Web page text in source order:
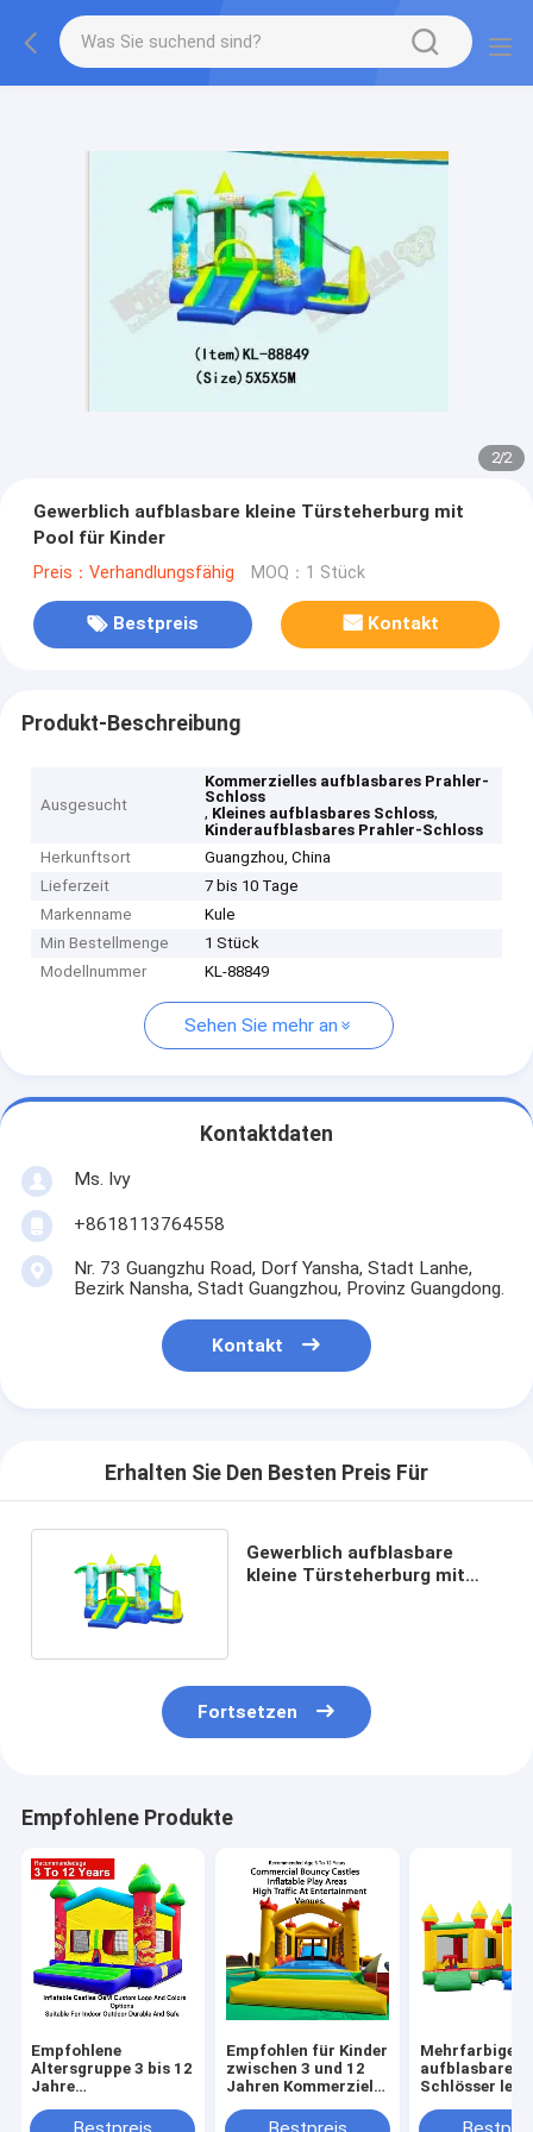
2/2
Gewerblich aufblasbare kleine Türsteherburg mit
Pool für Kinder
Preis：Verhandlungsfähig MOQ：1 Stück
Bestpreis Kontakt
Produkt-Beschreibung
Ausgesucht
Kommerzielles aufblasbares Prahler-
Schloss
, Kleines aufblasbares Schloss,
Kinderaufblasbares Prahler-Schloss
Herkunftsort
Guangzhou, China
Lieferzeit
7 bis 10 Tage
Markenname
Kule
Min Bestellmenge
1 Stück
Modellnummer
KL-88849
Sehen Sie mehr an
Kontaktdaten
Ms. Ivy
+8618113764558
Nr. 73 Guangzhu Road, Dorf Yansha, Stadt Lanhe,
Bezirk Nansha, Stadt Guangzhou, Provinz Guangdong.
Kontakt
Erhalten Sie Den Besten Preis Für
Gewerblich aufblasbare
kleine Türsteherburg mit
Fortsetzen
Empfohlene Produkte
Empfohlene
Altersgruppe 3 bis 12
Jahre
OEM Custom Logo
Empfohlen für Kinder
zwischen 3 und 12
Jahren Kommerzielle
aufblasbare
Mehrfarbige
aufblasbare
Schlösser
einfachen